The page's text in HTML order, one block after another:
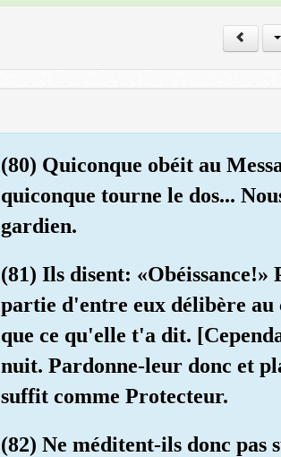
(80) Quiconque obéit au
quiconque tourne le dos...
gardien.
(81) Ils disent: «Obéissance!»
partie d'entre eux délibère au
que ce qu'elle t'a dit.
nuit. Pardonne-leur donc et
suffit comme Protecteur.
(82) Ne méditent-ils donc